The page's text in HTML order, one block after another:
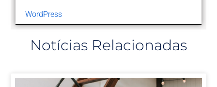
WordPress
Notícias Relacionadas